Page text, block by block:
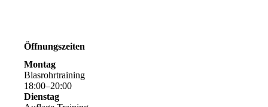
Öffnungszeiten
Montag
Blasrohrtraining
18:00–20:00
Dienstag